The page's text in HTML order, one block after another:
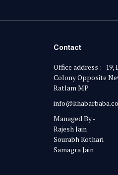
Contact
Office address :- 19,
Colony Opposite
Ratlam MP
Managed By -
Rajesh Jain
Sourabh Kothari
Samagra Jain